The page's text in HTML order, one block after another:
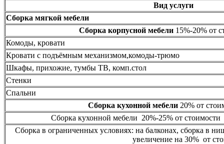
Вид услуги
Сборка мягкой мебели
Сборка корпусной мебели15%-20% от
Комоды, кровати
Кровати с подъёмным механизмом,комоды-трюмо
Шкафы, прихожие, тумбы ТВ, комп.стол
Стенки
Спальни
Сборка кухонной мебели20% от
Сборка кухонной мебели 20%-25% от стоимости
Сборка в ограниченных условиях: на балконах, сборка в
увеличение на 30% от